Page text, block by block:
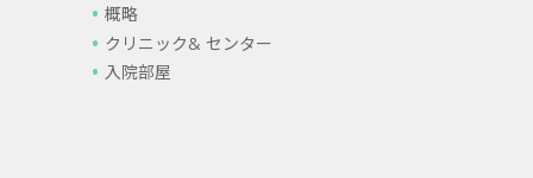
概略
クリニック& センター
入院部屋